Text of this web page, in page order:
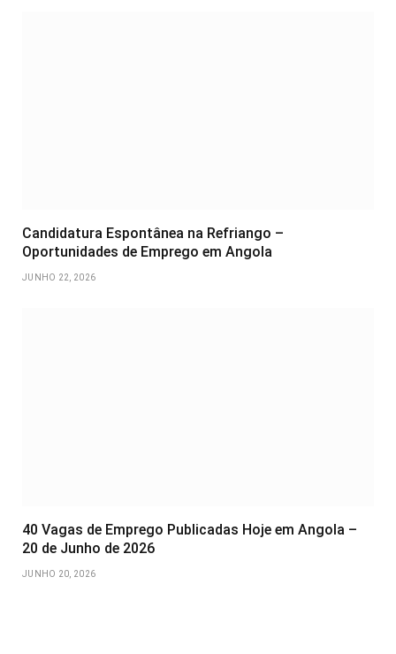
Candidatura Espontânea na Refriango –
Oportunidades de Emprego em Angola
JUNHO 22, 2026
40 Vagas de Emprego Publicadas Hoje em Angola –
20 de Junho de 2026
JUNHO 20, 2026